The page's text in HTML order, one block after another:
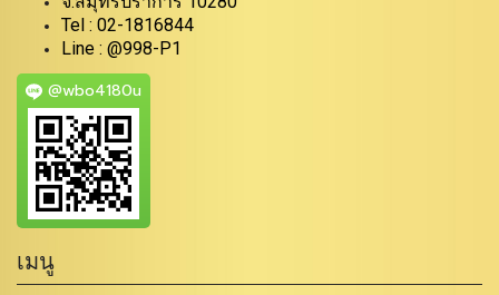
Tel : 02-1816844
Line : @998-P1
@wbo4180u
เมนู